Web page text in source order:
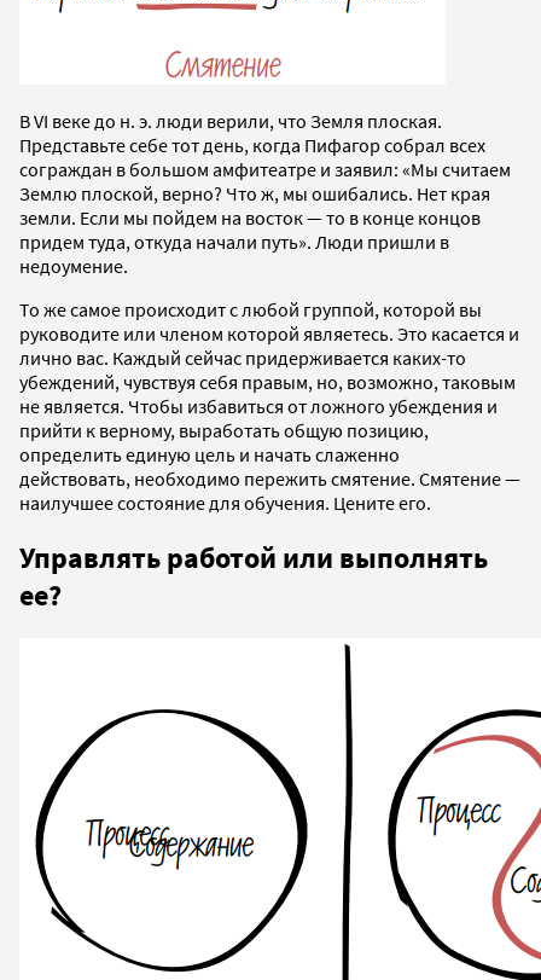
В VI веке до н. э. люди верили, что Земля плоская.
Представьте себе тот день, когда Пифагор собрал всех
сограждан в большом амфитеатре и заявил: «Мы считаем
Землю плоской, верно? Что ж, мы ошибались. Нет края
земли. Если мы пойдем на восток — то в конце концов
придем туда, откуда начали путь». Люди пришли в
недоумение.
То же самое происходит с любой группой, которой вы
руководите или членом которой являетесь. Это касается и
лично вас. Каждый сейчас придерживается каких-то
убеждений, чувствуя себя правым, но, возможно, таковым
не является. Чтобы избавиться от ложного убеждения и
прийти к верному, выработать общую позицию,
определить единую цель и начать слаженно
действовать, необходимо пережить смятение. Смятение —
наилучшее состояние для обучения. Цените его.
Управлять работой или выполнять
ее?